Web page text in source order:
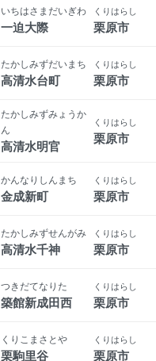
いちはさまだいぎわ
一迫大際
くりはらし
栗原市
たかしみずだいまち
高清水台町
くりはらし
栗原市
たかしみずみょうか
ん
高清水明官
くりはらし
栗原市
かんなりしんまち
金成新町
くりはらし
栗原市
たかしみずせんがみ
高清水千神
くりはらし
栗原市
つきだてなりた
築館新成田西
くりはらし
栗原市
くりこまさとや
栗駒里谷
くりはらし
栗原市